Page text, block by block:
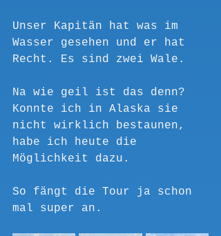
Unser Kapitän hat was im
Wasser gesehen und er hat
Recht. Es sind zwei Wale.
Na wie geil ist das denn?
Konnte ich in Alaska sie
nicht wirklich bestaunen,
habe ich heute die
Möglichkeit dazu.
So fängt die Tour ja schon
mal super an.